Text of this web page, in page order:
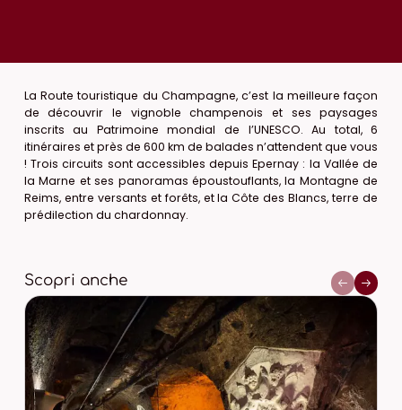
La Route touristique du Champagne, c’est la meilleure façon
de découvrir le vignoble champenois et ses paysages
inscrits au Patrimoine mondial de l’UNESCO. Au total, 6
itinéraires et près de 600 km de balades n’attendent que vous
! Trois circuits sont accessibles depuis Epernay : la Vallée de
la Marne et ses panoramas époustouflants, la Montagne de
Reims, entre versants et forêts, et la Côte des Blancs, terre de
prédilection du chardonnay.
Scopri anche